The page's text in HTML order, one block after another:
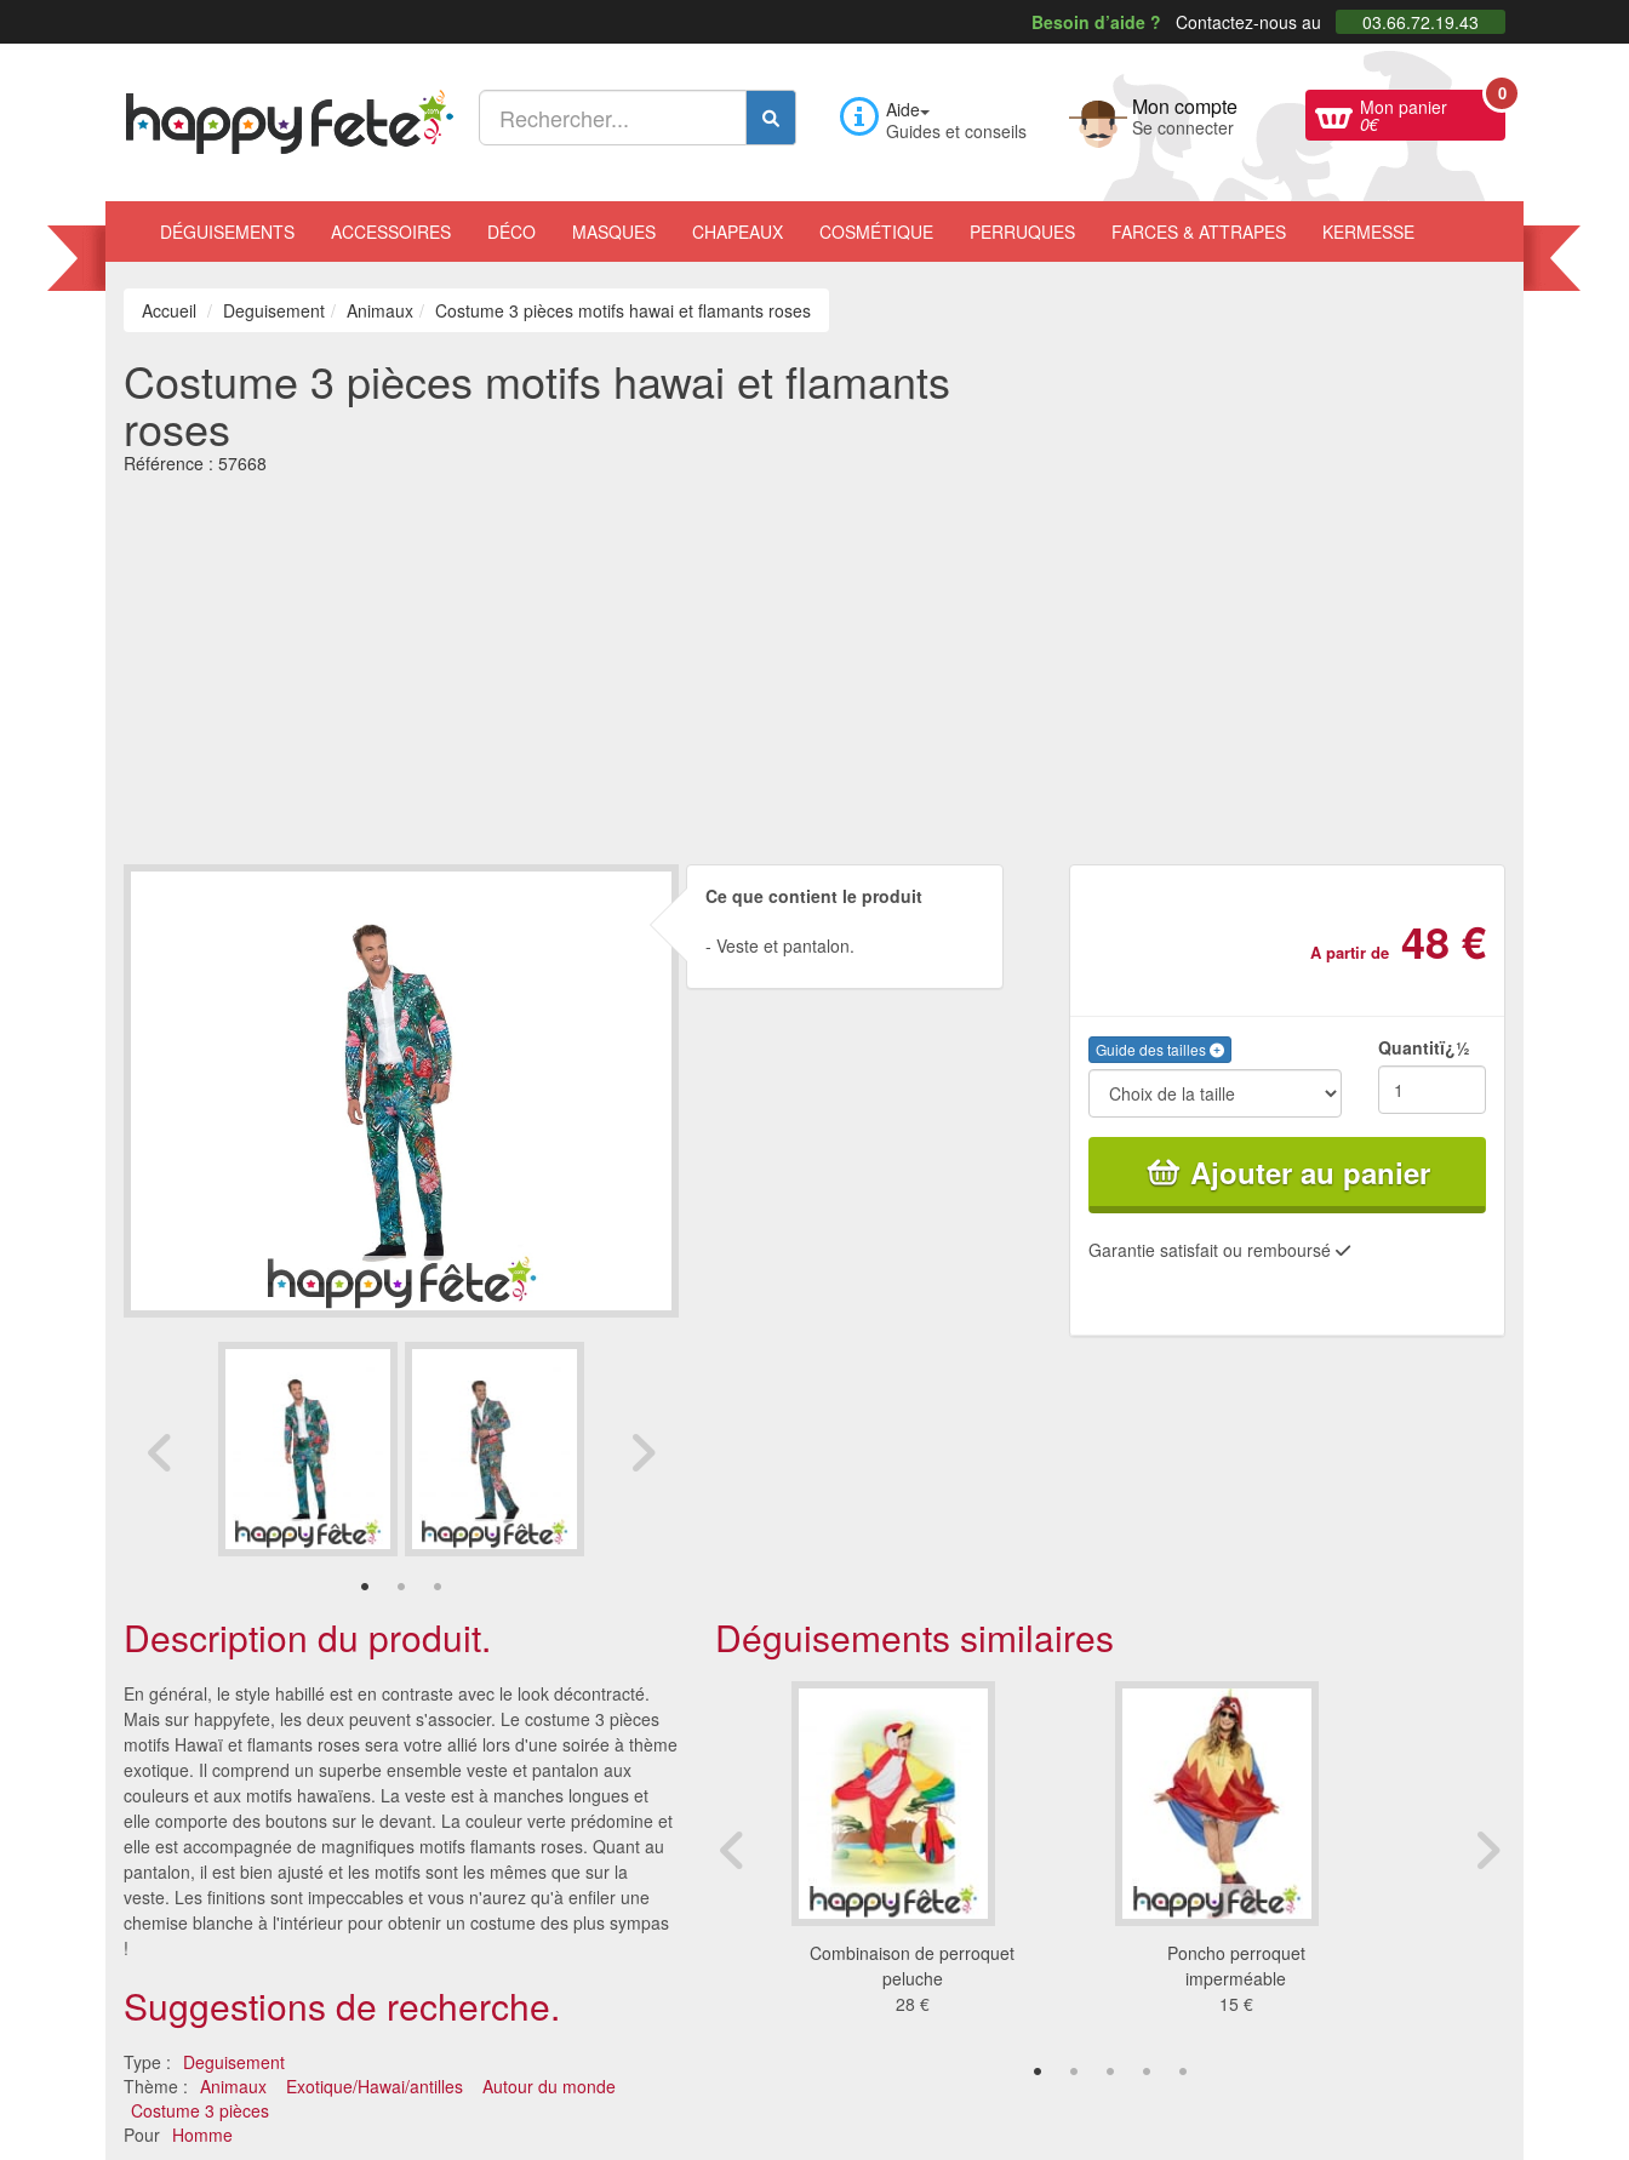
Besoin d’aide ? Contactez-nous au 03.66.72.19.43
Aide
Guides et conseils
Mon compte
Se connecter
Mon panier
0€
0
DÉGUISEMENTS ACCESSOIRES DÉCO MASQUES CHAPEAUX COSMÉTIQUE PERRUQUES FARCES & ATTRAPES KERMESSE
Accueil Deguisement Animaux Costume 3 pièces motifs hawai et flamants roses
Costume 3 pièces motifs hawai et flamants
roses
Référence : 57668
Ce que contient le produit
Veste et pantalon. A partir de 48 €
Guide des tailles Quantitï¿½
Ajouter au panier
Garantie satisfait ou remboursé
Description du produit.
En général, le style habillé est en contraste avec le look décontracté.
Mais sur happyfete, les deux peuvent s'associer. Le costume 3 pièces
motifs Hawaï et flamants roses sera votre allié lors d'une soirée à thème
exotique. Il comprend un superbe ensemble veste et pantalon aux
couleurs et aux motifs hawaïens. La veste est à manches longues et
elle comporte des boutons sur le devant. La couleur verte prédomine et
elle est accompagnée de magnifiques motifs flamants roses. Quant au
pantalon, il est bien ajusté et les motifs sont les mêmes que sur la
veste. Les finitions sont impeccables et vous n'aurez qu'à enfiler une
chemise blanche à l'intérieur pour obtenir un costume des plus sympas
!
Suggestions de recherche.
Type : Deguisement
Thème : Animaux Exotique/Hawai/antilles
Autour du monde
Costume 3 pièces
Pour Homme
Déguisements similaires
Combinaison de perroquet
peluche
28 €
Poncho perroquet
imperméable
15 €